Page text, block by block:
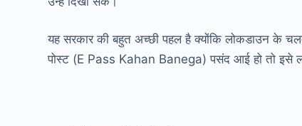
यह सरकार की बहुत अच्छी पहल है क्योंकि लोकडाउन के
पोस्ट (E Pass Kahan Banega) पसंद आई हो तो इसे